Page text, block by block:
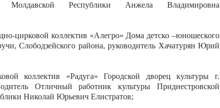
Молдавской Республики Анжела Владимировна
цирковой коллектив «Алегро» Дома детско –юношеского
Слободзейского района, руководитель Хачатурян Юрий
коллектив «Радуга» Городской дворец культуры г.
Отличный работник культуры Приднестровской
Николай Юрьевич Елистратов;